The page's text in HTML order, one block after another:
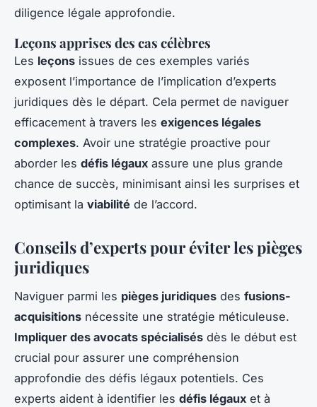
diligence légale approfondie.
Leçons apprises des cas célèbres
Les leçons issues de ces exemples variés
exposent l’importance de l’implication d’experts
juridiques dès le départ. Cela permet de naviguer
efficacement à travers les exigences légales
complexes. Avoir une stratégie proactive pour
aborder les défis légaux assure une plus grande
chance de succès, minimisant ainsi les surprises et
optimisant la viabilité de l’accord.
Conseils d’experts pour éviter les pièges
juridiques
Naviguer parmi les pièges juridiques des fusions-
acquisitions nécessite une stratégie méticuleuse.
Impliquer des avocats spécialisés dès le début est
crucial pour assurer une compréhension
approfondie des défis légaux potentiels. Ces
experts aident à identifier les défis légaux et à